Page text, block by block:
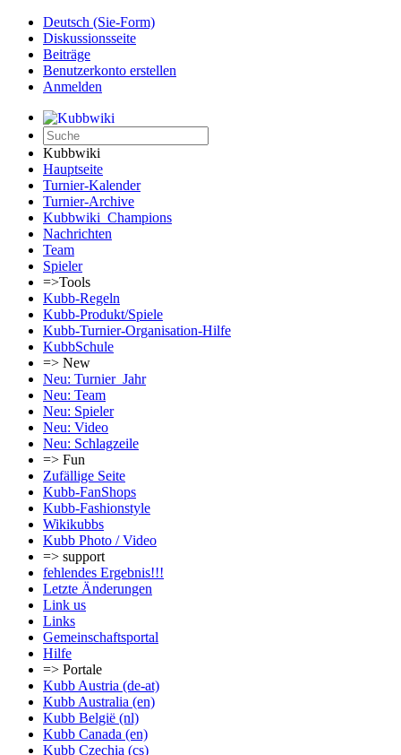
Deutsch (Sie-Form)‎
Diskussionsseite
Beiträge
Benutzerkonto erstellen
Anmelden
Kubbwiki
Hauptseite
Turnier-Kalender
Turnier-Archive
Kubbwiki_Champions
Nachrichten
Team
Spieler
=>Tools
Kubb-Regeln
Kubb-Produkt/Spiele
Kubb-Turnier-Organisation-Hilfe
KubbSchule
=> New
Neu: Turnier_Jahr
Neu: Team
Neu: Spieler
Neu: Video
Neu: Schlagzeile
=> Fun
Zufällige Seite
Kubb-FanShops
Kubb-Fashionstyle
Wikikubbs
Kubb Photo / Video
=> support
fehlendes Ergebnis!!!
Letzte Änderungen
Link us
Links
Gemeinschafts­portal
Hilfe
=> Portale
Kubb Austria (de-at)
Kubb Australia (en)
Kubb België (nl)
Kubb Canada (en)
Kubb Czechia (cs)